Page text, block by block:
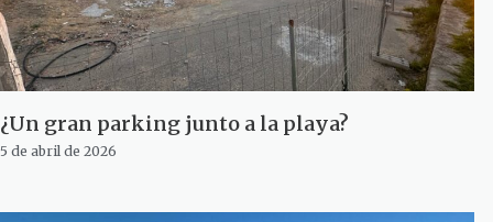
¿Un gran parking junto a la playa?
5 de abril de 2026